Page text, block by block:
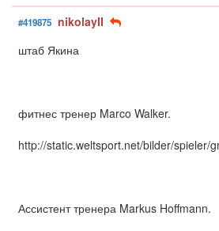
#419875 nikolayII
штаб Якина
фитнес тренер Marco Walker.
http://static.weltsport.net/bilder/spieler/
Ассистент тренера Markus Hoffmann.